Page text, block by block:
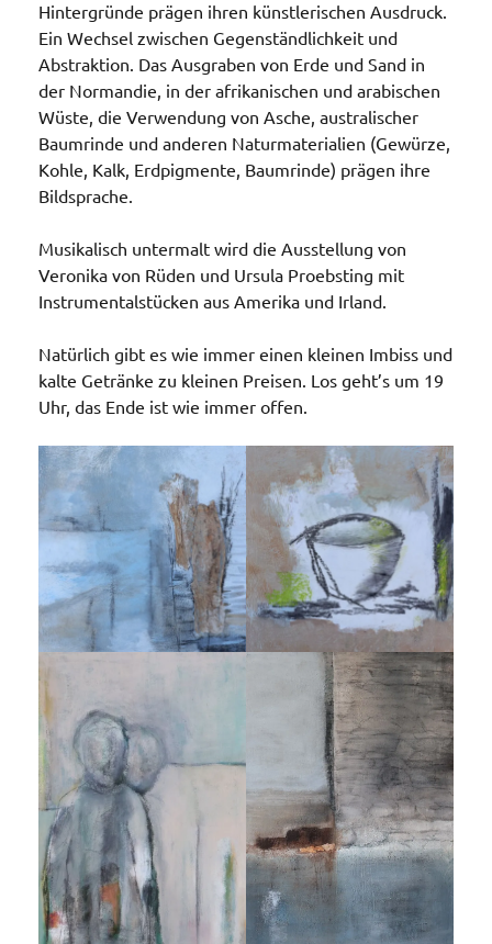
Hintergründe prägen ihren künstlerischen Ausdruck.
Ein Wechsel zwischen Gegenständlichkeit und
Abstraktion. Das Ausgraben von Erde und Sand in
der Normandie, in der afrikanischen und arabischen
Wüste, die Verwendung von Asche, australischer
Baumrinde und anderen Naturmaterialien (Gewürze,
Kohle, Kalk, Erdpigmente, Baumrinde) prägen ihre
Bildsprache.
Musikalisch untermalt wird die Ausstellung von
Veronika von Rüden und Ursula Proebsting mit
Instrumentalstücken aus Amerika und Irland.
Natürlich gibt es wie immer einen kleinen Imbiss und
kalte Getränke zu kleinen Preisen. Los geht’s um 19
Uhr, das Ende ist wie immer offen.